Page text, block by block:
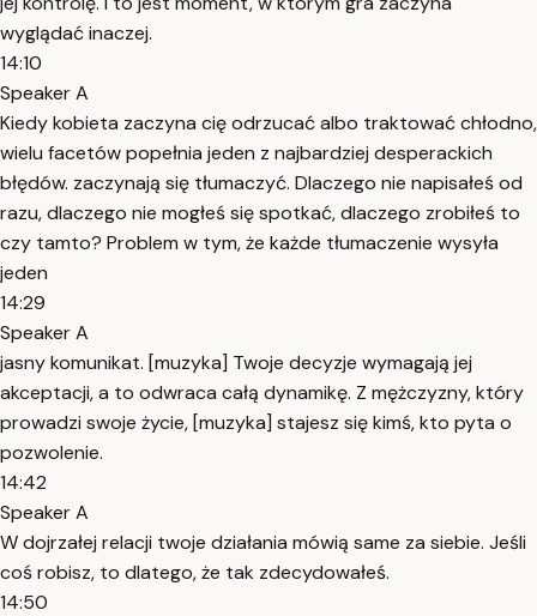
wyglądać inaczej.
14:10
Speaker A
Kiedy kobieta zaczyna cię odrzucać albo traktować chłodno,
wielu facetów popełnia jeden z najbardziej desperackich
błędów. zaczynają się tłumaczyć. Dlaczego nie napisałeś od
razu, dlaczego nie mogłeś się spotkać, dlaczego zrobiłeś to
czy tamto? Problem w tym, że każde tłumaczenie wysyła
jeden
14:29
Speaker A
jasny komunikat. [muzyka] Twoje decyzje wymagają jej
akceptacji, a to odwraca całą dynamikę. Z mężczyzny, który
prowadzi swoje życie, [muzyka] stajesz się kimś, kto pyta o
pozwolenie.
14:42
Speaker A
W dojrzałej relacji twoje działania mówią same za siebie. Jeśli
coś robisz, to dlatego, że tak zdecydowałeś.
14:50